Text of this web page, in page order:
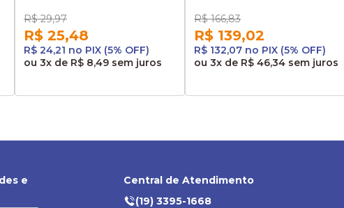
R$ 29,97
R$ 25,48
R$ 24,21 no PIX (5% OFF)
ou 3x de R$ 8,49 sem juros
R$ 166,83
R$ 139,02
R$ 132,07 no PIX (5% OFF)
ou 3x de R$ 46,34 sem juros
e
Central de Atendimento
(19) 3395-1668